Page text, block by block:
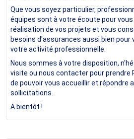
Que vous soyez particulier,
équipes sont à votre écoute pour
réalisation de vos projets et vous
besoins d'assurances aussi bien pour
votre activité professionnelle.
Nous sommes à votre disposition,
visite ou nous contacter pour prendre
de pouvoir vous accueillir et répondre
sollicitations.
A bientôt !